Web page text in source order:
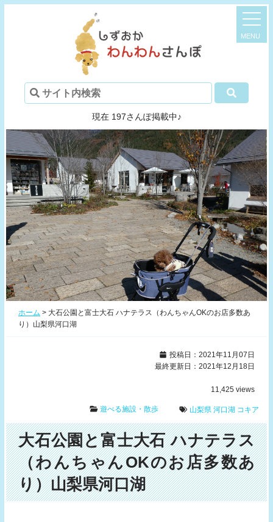
現在 197さんぽ掲載中♪
ホーム > 大石公園と富士大石 ハナテラス（わんちゃんOKのお店多数あ
り）山梨県河口湖
投稿日：2021年11月07日
最終更新日：2021年12月18日
11,425 views
山梨県 河口湖 コキア
遊べる施設・散歩
大石公園と富士大石 ハナテラス
（わんちゃんOKのお店多数あ
り）山梨県河口湖